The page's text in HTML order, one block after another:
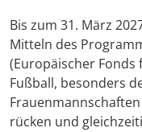
Bis zum 31. März
Mitteln des
(Europäischer Fonds
Fußball, besonders
rücken und